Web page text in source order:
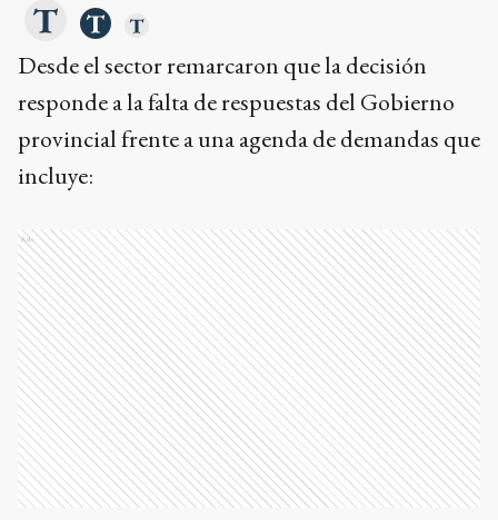
Desde el sector remarcaron que la decisión
responde a la falta de respuestas del Gobierno
provincial frente a una agenda de demandas que
incluye:
Ads